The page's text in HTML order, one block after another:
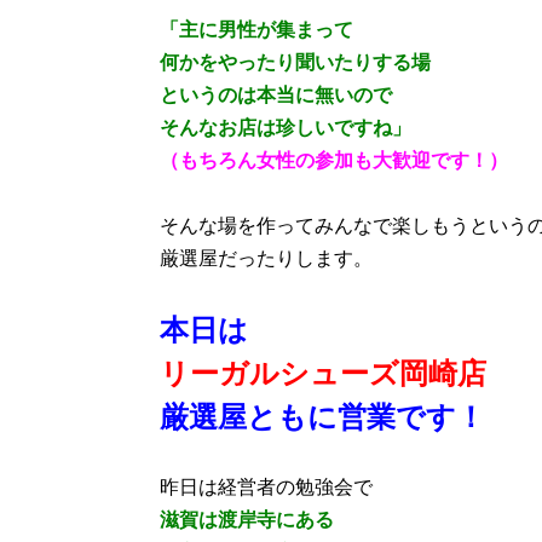
「主に男性が集まって
何かをやったり聞いたりする場
というのは本当に無いので
そんなお店は珍しいですね」
（もちろん女性の参加も大歓迎です！）
そんな場を作ってみんなで楽しもうという
厳選屋だったりします。
本日は
リーガルシューズ岡崎店
厳選屋ともに営業です！
昨日は経営者の勉強会で
滋賀は渡岸寺にある